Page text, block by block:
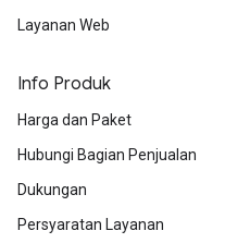
Layanan Web
Info Produk
Harga dan Paket
Hubungi Bagian Penjualan
Dukungan
Persyaratan Layanan